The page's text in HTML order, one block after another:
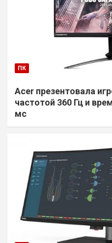
ПК
Acer презентовала
частотой 360 Гц и
мс